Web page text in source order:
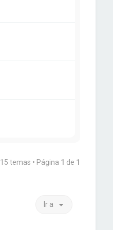
15 temas • Página 1 de 1
Ir a